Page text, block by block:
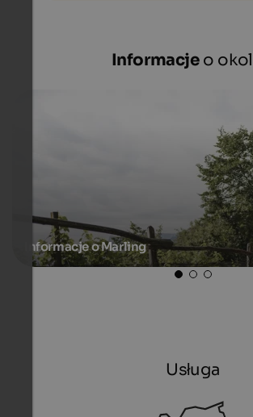
Informacjeo
Informacje o Marling
Usługa